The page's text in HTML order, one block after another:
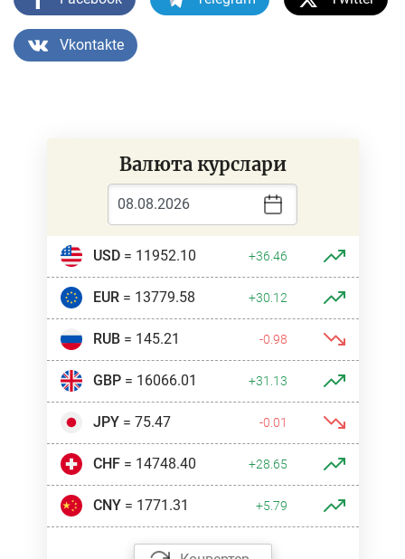
Vkontakte
Валюта курслари
USD= 11952.10 +36.46
EUR= 13779.58 +30.12
RUB= 145.21 -0.98
GBP= 16066.01 +31.13
JPY= 75.47 -0.01
CHF= 14748.40 +28.65
CNY= 1771.31 +5.79